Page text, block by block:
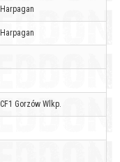
Harpagan
Harpagan
CF1 Gorzów Wlkp.